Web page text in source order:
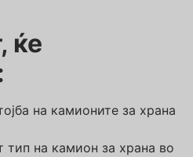
ќе
на камионите за храна
тип на камион за храна во